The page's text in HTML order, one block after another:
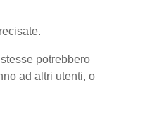
potrebbero
ad altri utenti, o